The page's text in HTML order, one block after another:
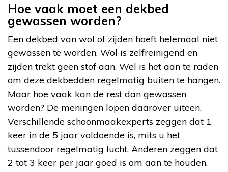
Hoe vaak moet een dekbed
gewassen worden?
Een dekbed van wol of zijden hoeft helemaal niet
gewassen te worden. Wol is zelfreinigend en
zijden trekt geen stof aan. Wel is het aan te raden
om deze dekbedden regelmatig buiten te hangen.
Maar hoe vaak kan de rest dan gewassen
worden? De meningen lopen daarover uiteen.
Verschillende schoonmaakexperts zeggen dat 1
keer in de 5 jaar voldoende is, mits u het
tussendoor regelmatig lucht. Anderen zeggen dat
2 tot 3 keer per jaar goed is om aan te houden.